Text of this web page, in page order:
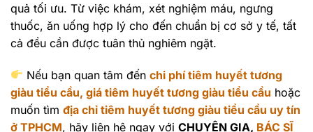
quả tối ưu. Từ việc khám, xét nghiệm máu, ngưng
thuốc, ăn uống hợp lý cho đến chuẩn bị cơ sở y tế, tất
cả đều cần được tuân thủ nghiêm ngặt.
Nếu bạn quan tâm đếnchi phí tiêm huyết tương
giàu tiểu cầu, giá tiêm huyết tương giàu tiểu cầu hoặc
muốn tìm địa chỉ tiêm huyết tương giàu tiểu cầu uy tín
ở TPHCM, hãy liên hệ ngay với CHUYÊN GIA, BÁC SĨ